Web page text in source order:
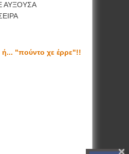
ΑΥΞΟΥΣΑ
ή... "πούντο χε έρρε"!!